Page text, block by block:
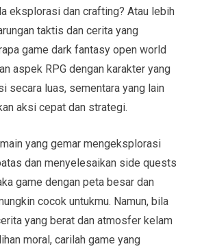
eksplorasi dan crafting? Atau lebih
taktis dan cerita yang
game dark fantasy open world
aspek RPG dengan karakter yang
secara luas, sementara yang lain
aksi cepat dan strategi.
yang gemar mengeksplorasi
dan menyelesaikan side quests
game dengan peta besar dan
cocok untukmu. Namun, bila
yang berat dan atmosfer kelam
moral, carilah game yang